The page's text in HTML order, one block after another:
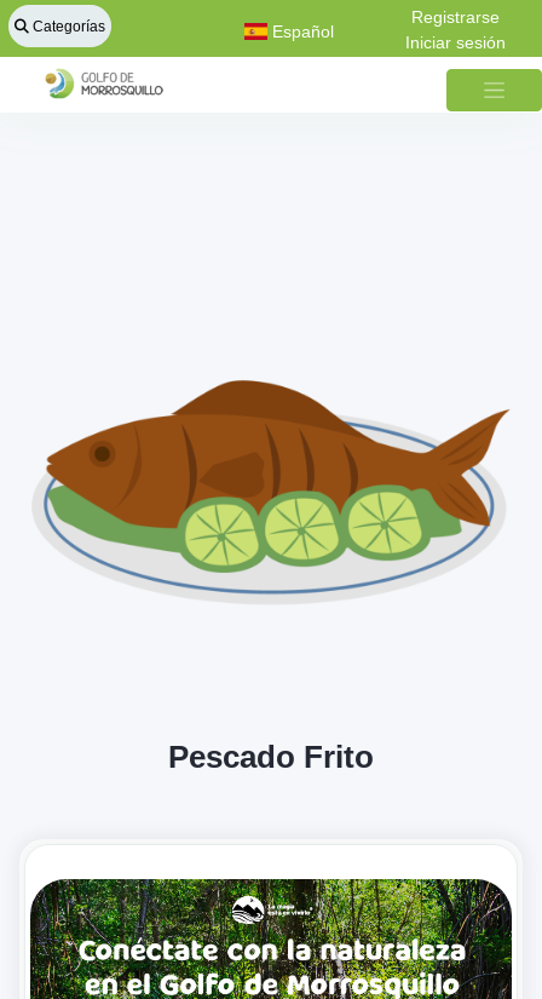
Categorías Español
Registrarse
Iniciar sesión
Pescado Frito